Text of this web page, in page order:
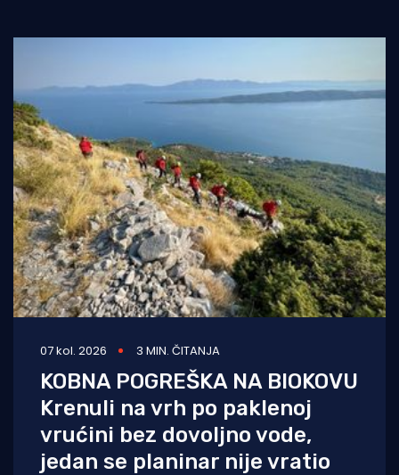
07 kol. 2026 3 MIN. ČITANJA
KOBNA POGREŠKA NA BIOKOVU
Krenuli na vrh po paklenoj
vrućini bez dovoljno vode,
jedan se planinar nije vratio